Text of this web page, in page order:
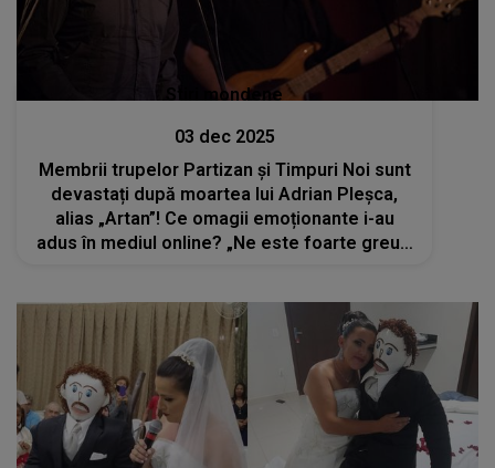
Stiri mondene
03 dec 2025
Membrii trupelor Partizan și Timpuri Noi sunt
devastați după moartea lui Adrian Pleșca,
alias „Artan”! Ce omagii emoționante i-au
adus în mediul online? „Ne este foarte greu…